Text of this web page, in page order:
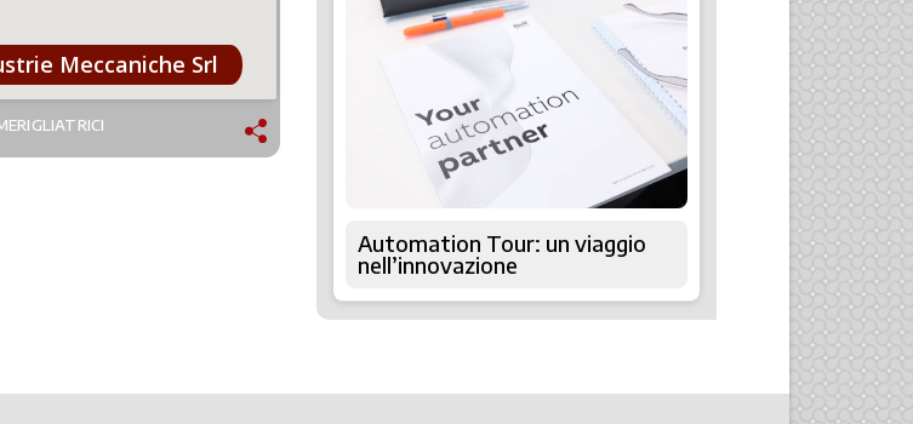
Meccaniche Srl
Automation Tour: un viaggio
nell’innovazione